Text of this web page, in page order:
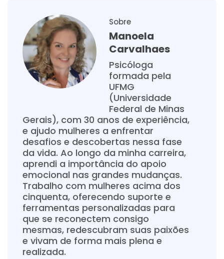
Sobre
Manoela
Carvalhaes
Psicóloga
formada pela
UFMG
(Universidade
Federal de Minas
Gerais), com 30 anos de experiência,
e ajudo mulheres a enfrentar
desafios e descobertas nessa fase
da vida. Ao longo da minha carreira,
aprendi a importância do apoio
emocional nas grandes mudanças.
Trabalho com mulheres acima dos
cinquenta, oferecendo suporte e
ferramentas personalizadas para
que se reconectem consigo
mesmas, redescubram suas paixões
e vivam de forma mais plena e
realizada.